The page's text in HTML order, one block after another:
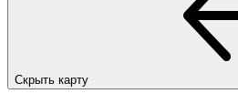
Скрыть карту